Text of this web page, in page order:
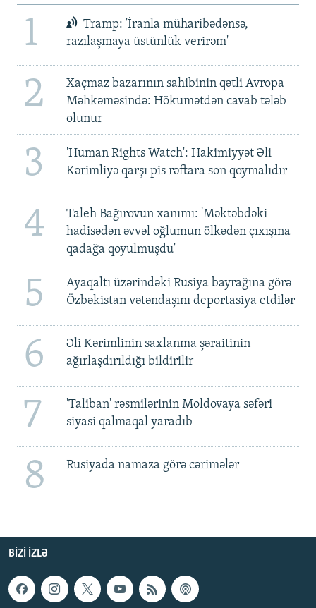
1
Tramp: 'İranla müharibədənsə,
razılaşmaya üstünlük verirəm'
2
Xaçmaz bazarının sahibinin qətli Avropa
Məhkəməsində: Hökumətdən cavab tələb
olunur
3
'Human Rights Watch': Hakimiyyət Əli
Kərimliyə qarşı pis rəftara son qoymalıdır
4
Taleh Bağırovun xanımı: 'Məktəbdəki
hadisədən əvvəl oğlumun ölkədən çıxışına
qadağa qoyulmuşdu'
5
Ayaqaltı üzərindəki Rusiya bayrağına görə
Özbəkistan vətəndaşını deportasiya etdilər
6
Əli Kərimlinin saxlanma şəraitinin
ağırlaşdırıldığı bildirilir
7
'Taliban' rəsmilərinin Moldovaya səfəri
siyasi qalmaqal yaradıb
8 Rusiyada namaza görə cərimələr
BIZI IZLƏ